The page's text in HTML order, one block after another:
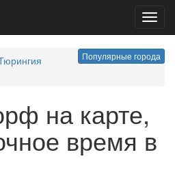
Популярные города
на карте,
время в